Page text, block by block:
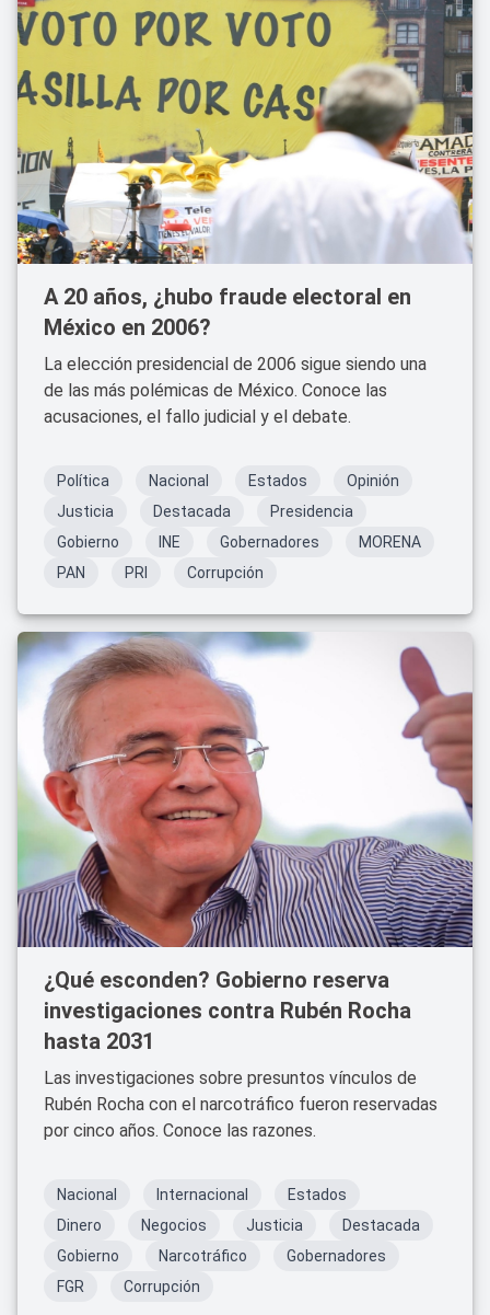
A 20 años, ¿hubo fraude electoral en
México en 2006?
La elección presidencial de 2006 sigue siendo una
de las más polémicas de México. Conoce las
acusaciones, el fallo judicial y el debate.
Política Nacional Estados
Opinión
Justicia
Destacada
Presidencia
Gobierno
INE Gobernadores
MORENA
PAN
PRI Corrupción
¿Qué esconden? Gobierno reserva
investigaciones contra Rubén Rocha
hasta 2031
Las investigaciones sobre presuntos vínculos de
Rubén Rocha con el narcotráfico fueron reservadas
por cinco años. Conoce las razones.
Nacional Internacional
Estados
Dinero
Negocios Justicia
Destacada
Gobierno
Narcotráfico
Gobernadores
FGR
Corrupción